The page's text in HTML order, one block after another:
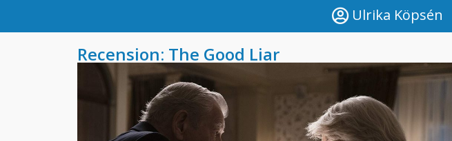
Ulrika Köpsén
Recension: The Good Liar